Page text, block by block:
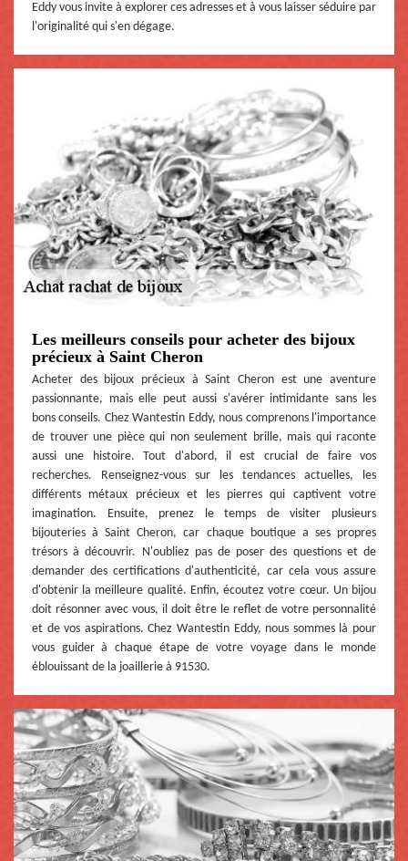
Eddy vous invite à explorer ces adresses et à vous laisser séduire par
l'originalité qui s'en dégage.
Les meilleurs conseils pour acheter des bijoux
précieux à Saint Cheron
Acheter des bijoux précieux à Saint Cheron est une aventure
passionnante, mais elle peut aussi s'avérer intimidante sans les
bons conseils. Chez Wantestin Eddy, nous comprenons l'importance
de trouver une pièce qui non seulement brille, mais qui raconte
aussi une histoire. Tout d'abord, il est crucial de faire vos
recherches. Renseignez-vous sur les tendances actuelles, les
différents métaux précieux et les pierres qui captivent votre
imagination. Ensuite, prenez le temps de visiter plusieurs
bijouteries à Saint Cheron, car chaque boutique a ses propres
trésors à découvrir. N'oubliez pas de poser des questions et de
demander des certifications d'authenticité, car cela vous assure
d'obtenir la meilleure qualité. Enfin, écoutez votre cœur. Un bijou
doit résonner avec vous, il doit être le reflet de votre personnalité
et de vos aspirations. Chez Wantestin Eddy, nous sommes là pour
vous guider à chaque étape de votre voyage dans le monde
éblouissant de la joaillerie à 91530.